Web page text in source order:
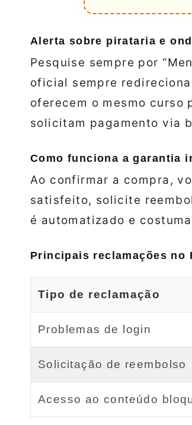
Alerta sobre pirataria e
Pesquise sempre por
oficial sempre
oferecem o mesmo curso
solicitam pagamento via
Como funciona a garantia
Ao confirmar a compra,
satisfeito, solicite
é automatizado e
Principais reclamações no
Tipo de reclamação
Problemas de login
Solicitação de reembolso
Acesso ao conteúdo